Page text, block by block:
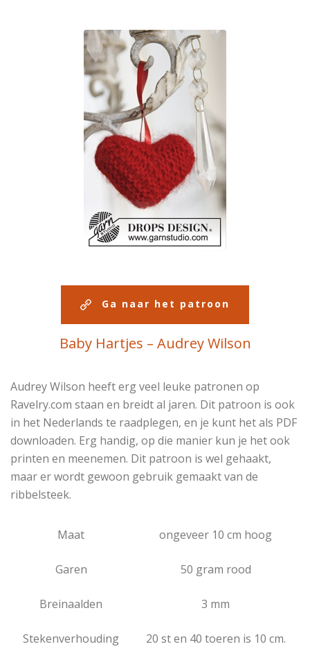
Ga naar het patroon
Baby Hartjes – Audrey Wilson
Audrey Wilson heeft erg veel leuke patronen op
Ravelry.com staan en breidt al jaren. Dit patroon is ook
in het Nederlands te raadplegen, en je kunt het als PDF
downloaden. Erg handig, op die manier kun je het ook
printen en meenemen. Dit patroon is wel gehaakt,
maar er wordt gewoon gebruik gemaakt van de
ribbelsteek.
Maat ongeveer 10 cm hoog
Garen 50 gram rood
Breinaalden 3 mm
Stekenverhouding 20 st en 40 toeren is 10 cm.